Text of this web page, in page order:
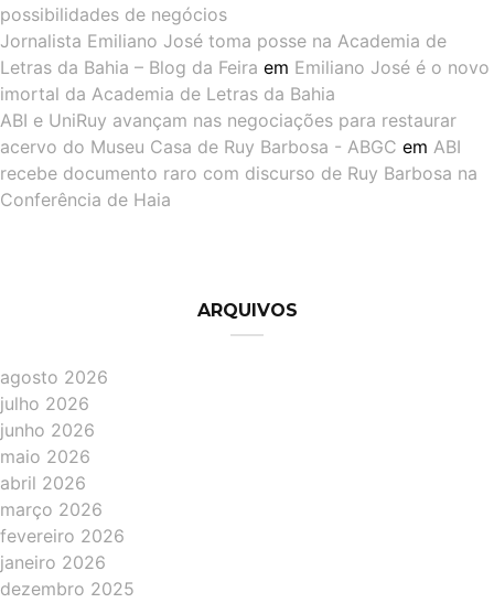
possibilidades de negócios
Jornalista Emiliano José toma posse na Academia de
Letras da Bahia – Blog da Feira em Emiliano José é o novo
imortal da Academia de Letras da Bahia
ABI e UniRuy avançam nas negociações para restaurar
acervo do Museu Casa de Ruy Barbosa - ABGC em ABI
recebe documento raro com discurso de Ruy Barbosa na
Conferência de Haia
ARQUIVOS
agosto 2026
julho 2026
junho 2026
maio 2026
abril 2026
março 2026
fevereiro 2026
janeiro 2026
dezembro 2025